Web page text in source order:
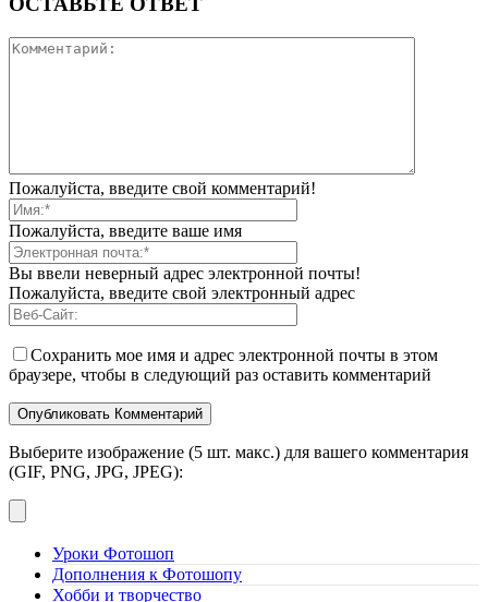
Пожалуйста, введите свой комментарий!
Пожалуйста, введите ваше имя
Вы ввели неверный адрес электронной почты!
Пожалуйста, введите свой электронный адрес
Сохранить мое имя и адрес электронной почты в этом
браузере, чтобы в следующий раз оставить комментарий
Выберите изображение (5 шт. макс.) для вашего комментария
(GIF, PNG, JPG, JPEG):
Уроки Фотошоп
Дополнения к Фотошопу
Хобби и творчество